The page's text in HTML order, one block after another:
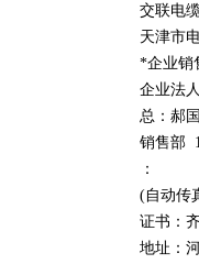
交联电
天津市
*企业销
企业法
总：郝
销售部
：
(自动传
证书：
地址：